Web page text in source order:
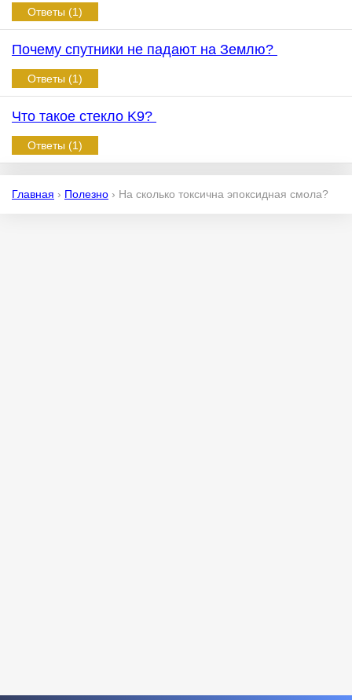
Ответы (1)
Почему спутники не падают на Землю?
Ответы (1)
Что такое стекло K9?
Ответы (1)
Главная › Полезно › На сколько токсична эпоксидная смола?